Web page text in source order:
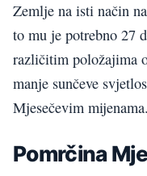
Zemlje na isti način
to mu je potrebno 27
različitim položajima
manje sunčeve
Mjesečevim mijenama.
Pomrčina